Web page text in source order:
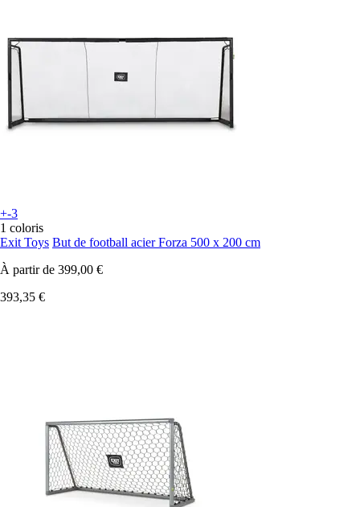
+-3
1 coloris
Exit Toys But de football acier Forza 500 x 200 cm
À partir de 399,00 €
393,35 €